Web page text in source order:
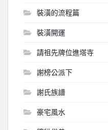
裝潢的流程篇
裝潢開運
請祖先牌位進塔寺
謝榜公派下
謝氏族譜
豪宅風水